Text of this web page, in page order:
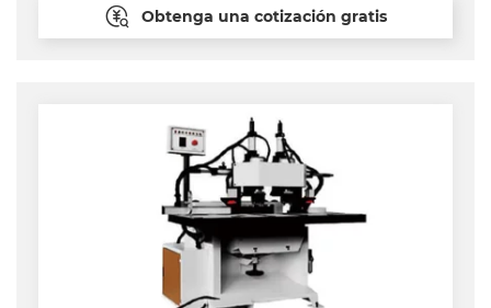
Obtenga una cotización gratis